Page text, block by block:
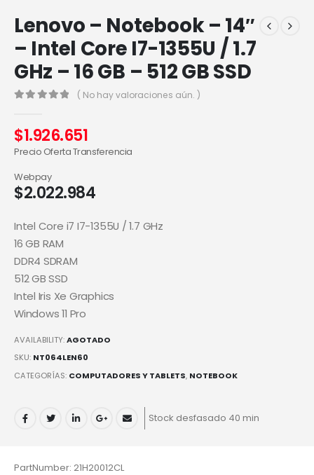
Lenovo – Notebook – 14″
– Intel Core I7-1355U / 1.7
GHz – 16 GB – 512 GB SSD
( No hay valoraciones aún. )
$1.926.651
Precio Oferta Transferencia
$2.022.984
Webpay
Intel Core i7 I7-1355U / 1.7 GHz
16 GB RAM
DDR4 SDRAM
512 GB SSD
Intel Iris Xe Graphics
Windows 11 Pro
AVAILABILITY:AGOTADO
SKU: NT064LEN60
CATEGORÍAS: COMPUTADORES Y TABLETS, NOTEBOOK
Stock desfasado 40 min
PartNumber: 21H20012CL